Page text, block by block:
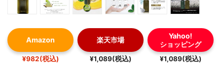
Amazon
¥982(税込)
楽天市場
¥1,089(税込)
Yahoo!
ショッピング
¥1,089(税込)